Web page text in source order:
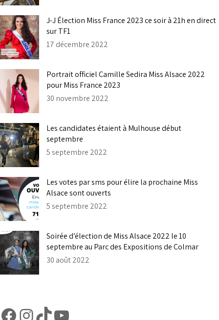
J-J Élection Miss France 2023 ce soir à 21h en direct
sur TF1
17 décembre 2022
Portrait officiel Camille Sedira Miss Alsace 2022
pour Miss France 2023
30 novembre 2022
Les candidates étaient à Mulhouse début
septembre
5 septembre 2022
Les votes par sms pour élire la prochaine Miss
Alsace sont ouverts
5 septembre 2022
Soirée d’élection de Miss Alsace 2022 le 10
septembre au Parc des Expositions de Colmar
30 août 2022